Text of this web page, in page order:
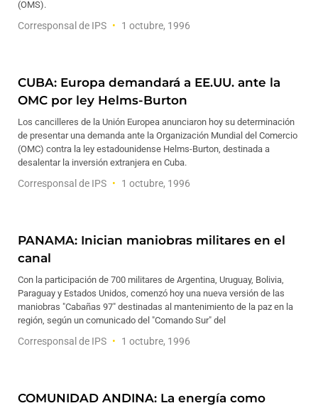
(OMS).
Corresponsal de IPS 1 octubre, 1996
CUBA: Europa demandará a EE.UU. ante la
OMC por ley Helms-Burton
Los cancilleres de la Unión Europea anunciaron hoy su determinación
de presentar una demanda ante la Organización Mundial del Comercio
(OMC) contra la ley estadounidense Helms-Burton, destinada a
desalentar la inversión extranjera en Cuba.
Corresponsal de IPS 1 octubre, 1996
PANAMA: Inician maniobras militares en el
canal
Con la participación de 700 militares de Argentina, Uruguay, Bolivia,
Paraguay y Estados Unidos, comenzó hoy una nueva versión de las
maniobras "Cabañas 97" destinadas al mantenimiento de la paz en la
región, según un comunicado del "Comando Sur" del
Corresponsal de IPS 1 octubre, 1996
COMUNIDAD ANDINA: La energía como